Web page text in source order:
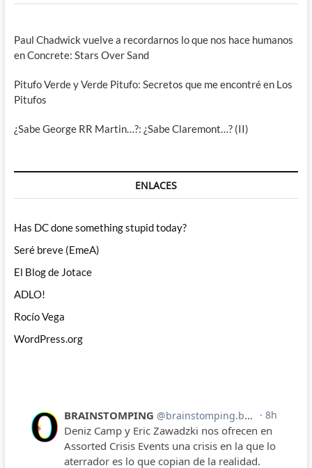
Paul Chadwick vuelve a recordarnos lo que nos hace humanos
en Concrete: Stars Over Sand
Pitufo Verde y Verde Pitufo: Secretos que me encontré en Los
Pitufos
¿Sabe George RR Martin…?: ¿Sabe Claremont…? (II)
ENLACES
Has DC done something stupid today?
Seré breve (EmeA)
El Blog de Jotace
ADLO!
Rocío Vega
WordPress.org